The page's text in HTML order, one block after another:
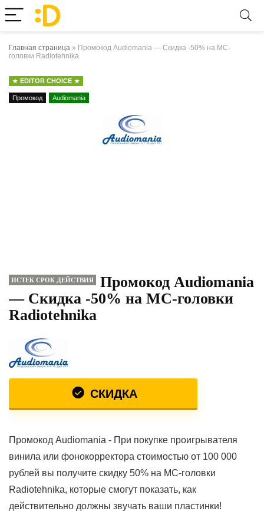
Главная страница » Промокод Audiomania — Скидка -50% на MC-
головки Radiotehnika
EDITOR CHOICE
Промокод Audiomania
ИСТЕК СРОК ДЕЙСТВИЯ
Промокод Audiomania
— Скидка -50% на MC-головки
Radiotehnika
СКИДКА
Промокод Audiomania - При покупке проигрывателя
винила или фонокорректора стоимостью от 100 000
рублей вы получите скидку 50% на МС-головки
Radiotehnika, которые смогут показать, как
действительно должны звучать ваши пластинки!